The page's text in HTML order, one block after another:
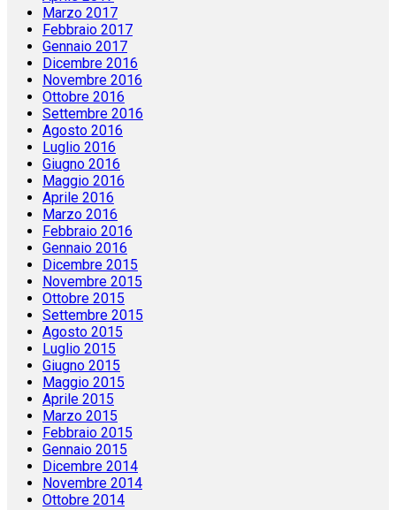
Marzo 2017
Febbraio 2017
Gennaio 2017
Dicembre 2016
Novembre 2016
Ottobre 2016
Settembre 2016
Agosto 2016
Luglio 2016
Giugno 2016
Maggio 2016
Aprile 2016
Marzo 2016
Febbraio 2016
Gennaio 2016
Dicembre 2015
Novembre 2015
Ottobre 2015
Settembre 2015
Agosto 2015
Luglio 2015
Giugno 2015
Maggio 2015
Aprile 2015
Marzo 2015
Febbraio 2015
Gennaio 2015
Dicembre 2014
Novembre 2014
Ottobre 2014